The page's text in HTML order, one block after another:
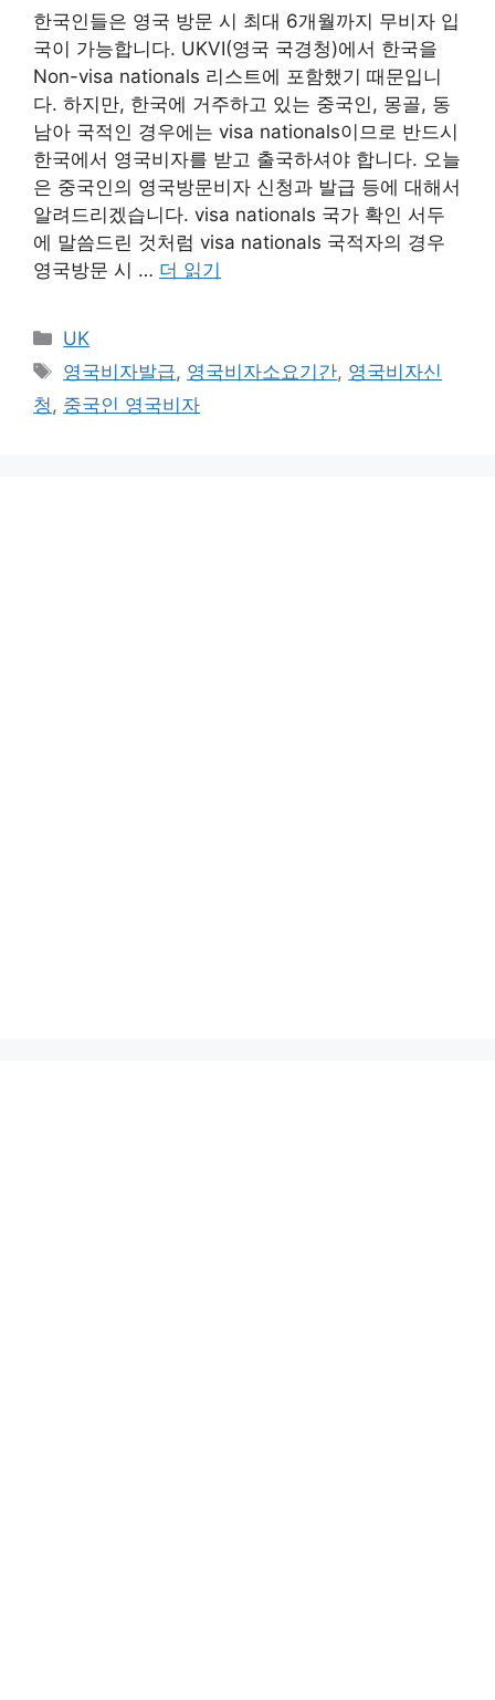
한국인들은 영국 방문 시 최대 6개월까지 무비자 입
국이 가능합니다. UKVI(영국 국경청)에서 한국을
Non-visa nationals 리스트에 포함했기 때문입니
다. 하지만, 한국에 거주하고 있는 중국인, 몽골, 동
남아 국적인 경우에는 visa nationals이므로 반드시
한국에서 영국비자를 받고 출국하셔야 합니다. 오늘
은 중국인의 영국방문비자 신청과 발급 등에 대해서
알려드리겠습니다. visa nationals 국가 확인 서두
에 말씀드린 것처럼 visa nationals 국적자의 경우
영국방문 시 … 더 읽기
카
테
고
리
UK
태
그
영국비자발급, 영국비자소요기간, 영국비자신
청 , 중국인 영국비자